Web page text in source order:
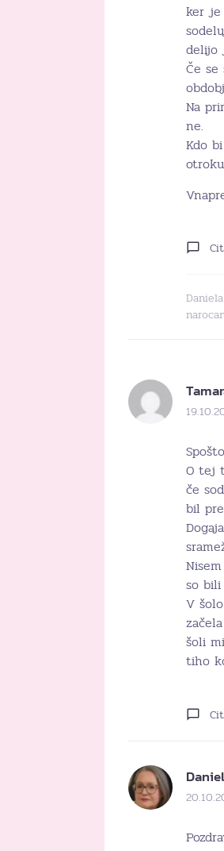
ker je
delijo
Če
Na
ne.
Kdo
O tej
če
bil
so
V
šoli
tiho